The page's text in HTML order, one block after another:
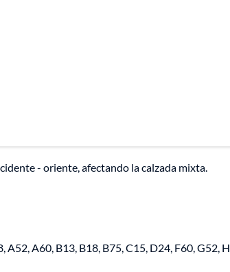
- oriente, afectando la calzada mixta.
A60, B13, B18, B75, C15, D24, F60, G52,